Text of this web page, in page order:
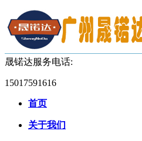
晟锘达服务电话:
15017591616
首页
关于我们